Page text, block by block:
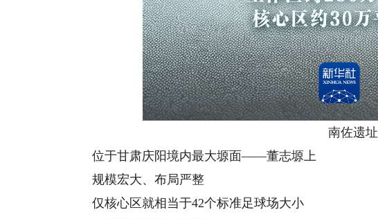
南佐遗址
位于甘肃庆阳境内最大塬面——董志塬上
规模宏大、布局严整
仅核心区就相当于42个标准足球场大小